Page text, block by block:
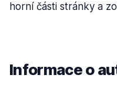
horní části stránky a
Informace o